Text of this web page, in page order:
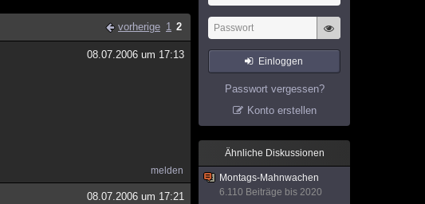
vorherige 1 2
08.07.2006 um 17:13
melden
08.07.2006 um 17:21
Einloggen
Passwort vergessen?
Konto erstellen
Ähnliche Diskussionen
Montags-Mahnwachen
6.110 Beiträge bis 2020